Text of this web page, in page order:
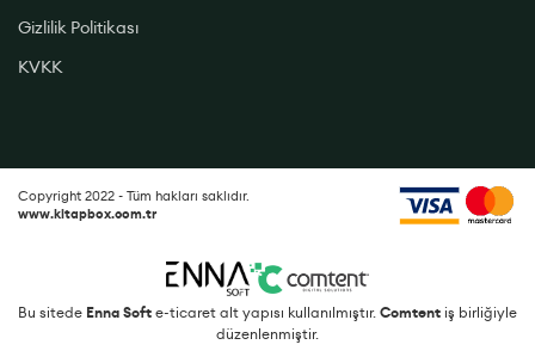
Gizlilik Politikası
KVKK
Copyright 2022 - Tüm hakları saklıdır.
www.kitapbox.com.tr
Bu sitede Enna Soft e-ticaret alt yapısı kullanılmıştır. Comtent iş birliğiyle
düzenlenmiştir.